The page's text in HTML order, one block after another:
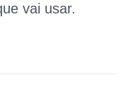
vai usar.